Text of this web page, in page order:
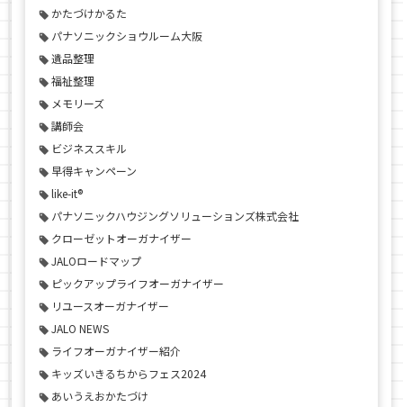
かたづけかるた
パナソニックショウルーム大阪
遺品整理
福祉整理
メモリーズ
講師会
ビジネススキル
早得キャンペーン
like-it®
パナソニックハウジングソリューションズ株式会社
クローゼットオーガナイザー
JALOロードマップ
ピックアップライフオーガナイザー
リユースオーガナイザー
JALO NEWS
ライフオーガナイザー紹介
キッズいきるちからフェス2024
あいうえおかたづけ